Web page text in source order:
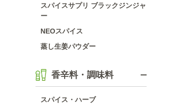
スパイスサプリ ブラックジンジャ
ー
NEOスパイス
蒸し生姜パウダー
香辛料・調味料
スパイス・ハーブ